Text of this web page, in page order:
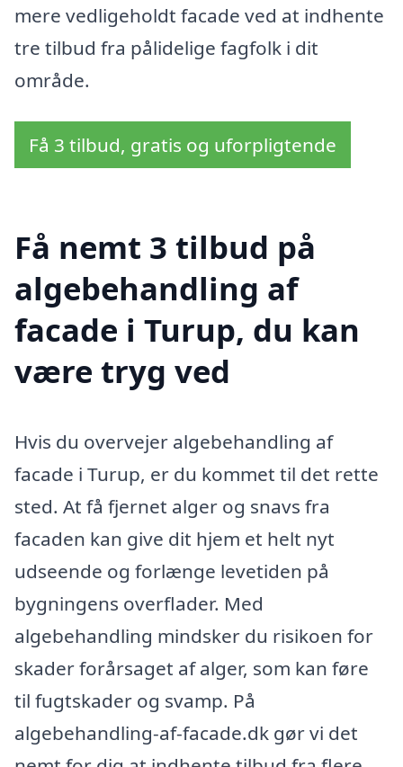
mere vedligeholdt facade ved at indhente
tre tilbud fra pålidelige fagfolk i dit
område.
Få 3 tilbud, gratis og uforpligtende
Få nemt 3 tilbud på
algebehandling af
facade i Turup, du kan
være tryg ved
Hvis du overvejer algebehandling af
facade i Turup, er du kommet til det rette
sted. At få fjernet alger og snavs fra
facaden kan give dit hjem et helt nyt
udseende og forlænge levetiden på
bygningens overflader. Med
algebehandling mindsker du risikoen for
skader forårsaget af alger, som kan føre
til fugtskader og svamp. På
algebehandling-af-facade.dk gør vi det